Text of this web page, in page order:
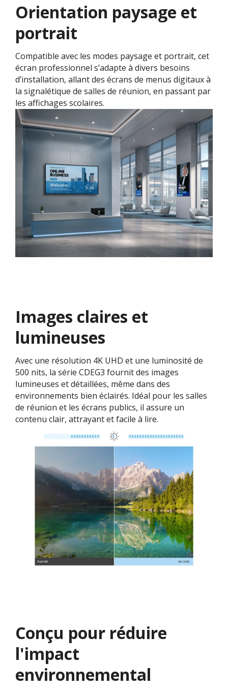
Orientation paysage et
portrait
Compatible avec les modes paysage et portrait, cet
écran professionnel s’adapte à divers besoins
d’installation, allant des écrans de menus digitaux à
la signalétique de salles de réunion, en passant par
les affichages scolaires.
Images claires et
lumineuses
Avec une résolution 4K UHD et une luminosité de
500 nits, la série CDEG3 fournit des images
lumineuses et détaillées, même dans des
environnements bien éclairés. Idéal pour les salles
de réunion et les écrans publics, il assure un
contenu clair, attrayant et facile à lire.
Conçu pour réduire
l'impact
environnemental